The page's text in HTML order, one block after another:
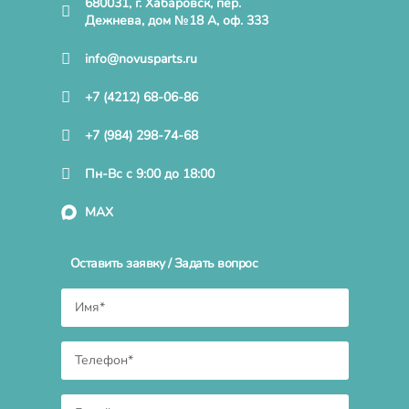
Дежнева, дом №18 А, оф. 333
info@novusparts.ru
+7 (4212) 68-06-86
+7 (984) 298-74-68
Пн-Вс с 9:00 до 18:00
MAX
Оставить заявку / Задать вопрос